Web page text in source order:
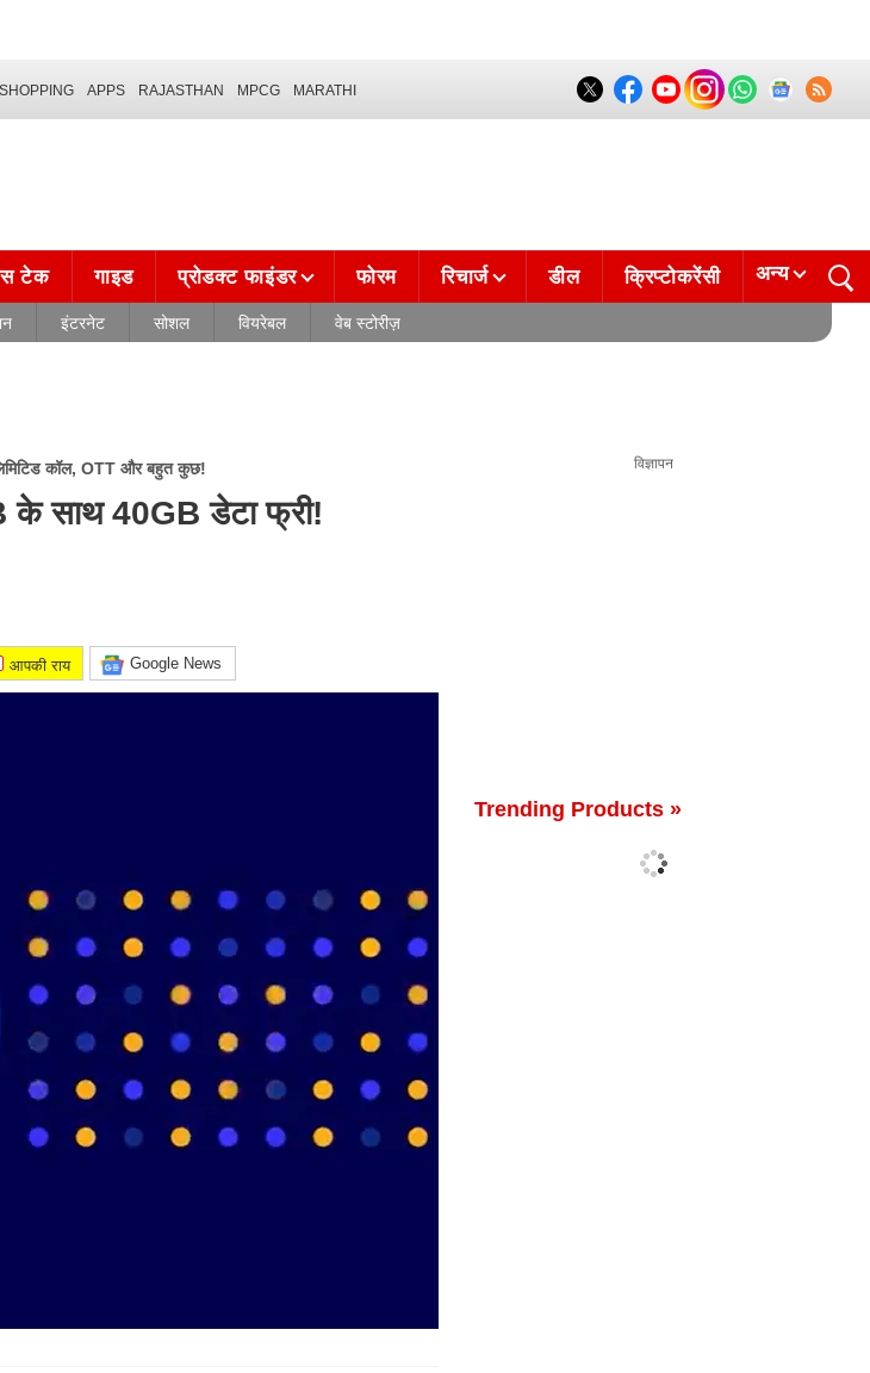
SHOPPING APPS RAJASTHAN MPCG MARATHI
टेक गाइड प्रोडक्ट फाइंडर फोरम रिचार्ज डील क्रिप्टोकरेंसी अन्य
इंटरनेट सोशल वियरेबल वेब स्टोरीज़
कॉल, OTT और बहुत कुछ!
के साथ 40GB डेटा फ्री!
आपकी राय Google News
विज्ञापन
Trending Products »